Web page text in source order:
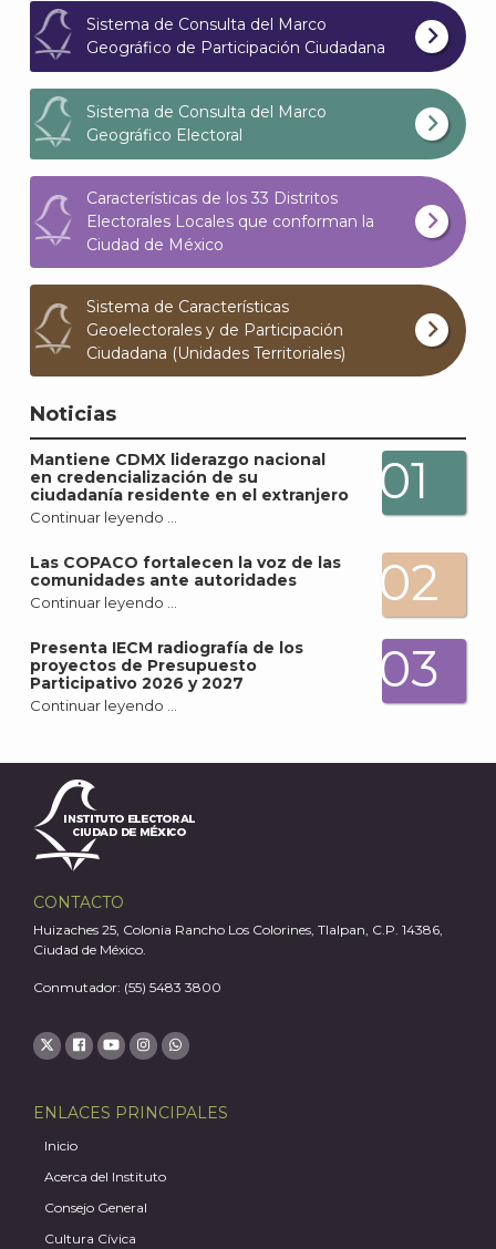
Sistema de Consulta del Marco
Geográfico de Participación Ciudadana
Sistema de Consulta del Marco
Geográfico Electoral
Características de los 33 Distritos
Electorales Locales que conforman la
Ciudad de México
Sistema de Características
Geoelectorales y de Participación
Ciudadana (Unidades Territoriales)
Noticias
Mantiene CDMX liderazgo nacional
en credencialización de su
ciudadanía residente en el extranjero
Continuar leyendo …
01
Las COPACO fortalecen la voz de las
comunidades ante autoridades
Continuar leyendo … 02
Presenta IECM radiografía de los
proyectos de Presupuesto
Participativo 2026 y 2027
Continuar leyendo …
03
CONTACTO
Huizaches 25, Colonia Rancho Los Colorines, Tlalpan, C.P. 14386,
Ciudad de México.
Conmutador: (55) 5483 3800
ENLACES PRINCIPALES
Inicio
Acerca del Instituto
Consejo General
Cultura Cívica